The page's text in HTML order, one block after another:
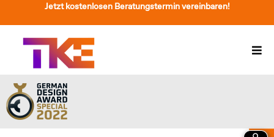
Inhalt
springen
Jetzt kostenlosen Beratungstermin vereinbaren!
Treppenlift
Preise